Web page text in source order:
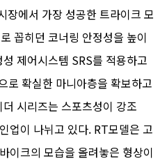
장에서 가장 성공한 트라이크 모
꼽히던 코너링 안정성을 높이
제어시스템 SRS를 적용하고
로 확실한 마니아층을 확보하고
시리즈는 스포츠성이 강조
업이 나뉘고 있다. RT모델은 고
이크의 모습을 올려놓은 형상이